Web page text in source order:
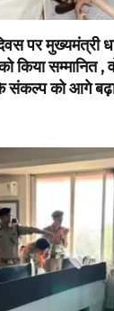
पर मुख्यमंत्री
किया
संकल्प को आगे